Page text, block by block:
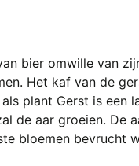
bier omwille van
Het kaf van de
plant Gerst is
de aar groeien.
bloemen bevrucht